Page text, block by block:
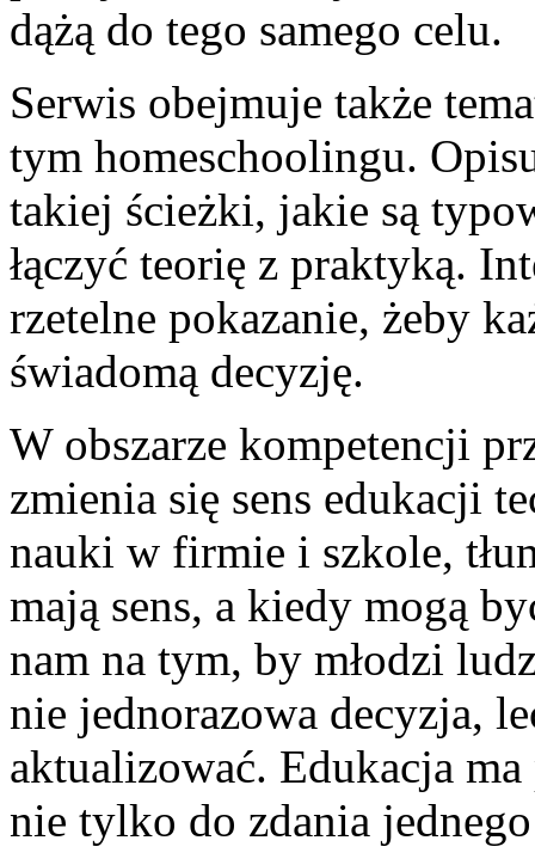
dążą do tego samego celu.
Serwis obejmuje także
tym homeschoolingu.
takiej ścieżki, jakie są
łączyć teorię z praktyką.
rzetelne pokazanie, żeby
świadomą decyzję.
W obszarze kompetencji
zmienia się sens edukacji
nauki w firmie i szkole,
mają sens, a kiedy mogą
nam na tym, by młodzi
nie jednorazowa decyzja,
aktualizować. Edukacja
nie tylko do zdania